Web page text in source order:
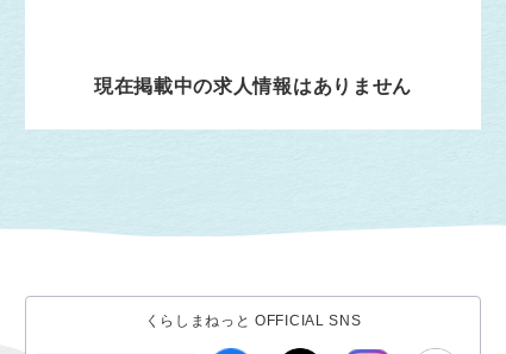
現在掲載中の求人情報はありません
くらしまねっと OFFICIAL SNS